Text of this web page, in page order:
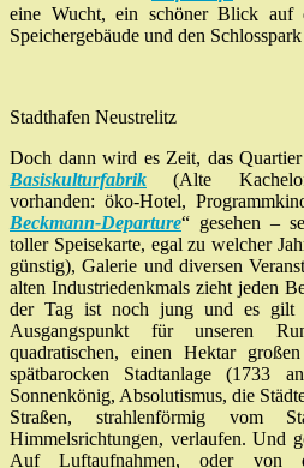
eine Wucht, ein schöner Blick auf
Speichergebäude und den
Stadthafen Neustrelitz
Doch dann wird es Zeit, das
Basiskulturfabrik (Alte
vorhanden: öko-Hotel,
Beckmann-Departure“ gesehen –
toller Speisekarte, egal zu welcher
günstig), Galerie und diversen
alten Industriedenkmals zieht jeden
der Tag ist noch jung und es gilt
Ausgangspunkt für unseren
quadratischen, einen Hektar
spätbarocken Stadtanlage (1733
Sonnenkönig, Absolutismus, die
Straßen, strahlenförmig vom
Himmelsrichtungen, verlaufen. Und
Auf Luftaufnahmen, oder von